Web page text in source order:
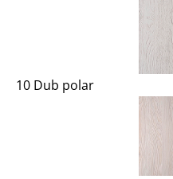
10 Dub polar